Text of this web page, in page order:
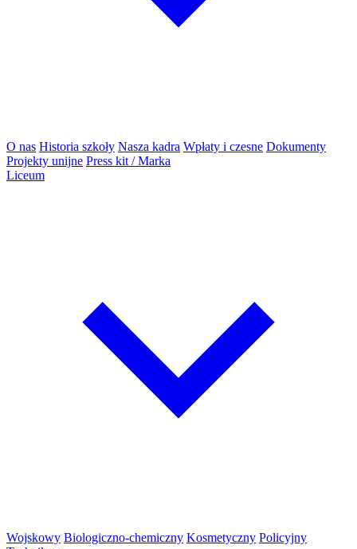
O nas Historia szkoły Nasza kadra Wpłaty i czesne Dokumenty
Projekty unijne Press kit / Marka
Liceum
Wojskowy Biologiczno-chemiczny Kosmetyczny Policyjny